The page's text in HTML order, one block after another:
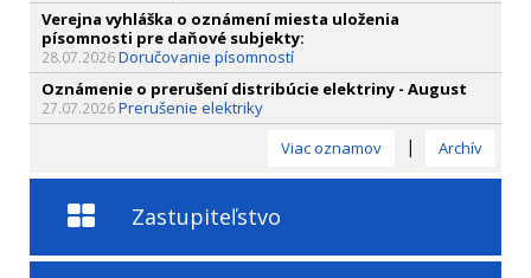
Verejna vyhláška o oznámení miesta uloženia
písomnosti pre daňové subjekty:
28.07.2026Doručovanie písomností
Oznámenie o prerušení distribúcie elektriny - August
27.07.2026Prerušenie elektriky
Viac oznamov
| Archív
Zastupiteľstvo